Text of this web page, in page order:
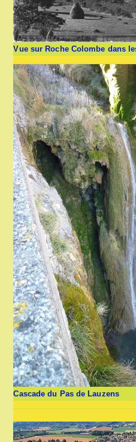
Vue sur Roche Colombe dans
Cascade du Pas de Lauzens